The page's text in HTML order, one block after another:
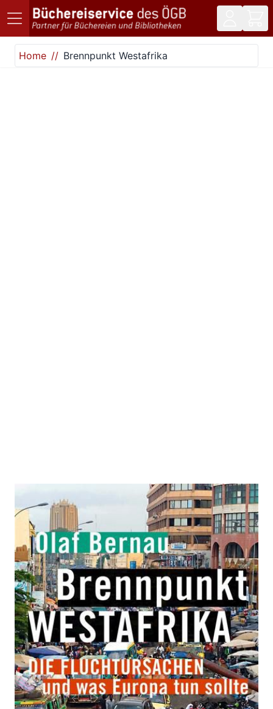
Direkt zum Inhalt
Home
Brennpunkt Westafrika
Brennpunkt Westafrika
Zur Wunschliste hinzufügen
Die Fluchtursachen und was Europa tun sollte
VonOlaf Bernau
Verlag: C.H.Beck 17.03.2022
Buch 317 Seiten
Paperback
ISBN: 978-3-406-
78246-6